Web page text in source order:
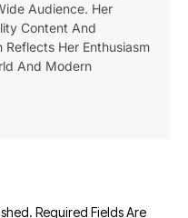
Audience. Her
Content And
Reflects Her Enthusiasm
And Modern
Required Fields Are